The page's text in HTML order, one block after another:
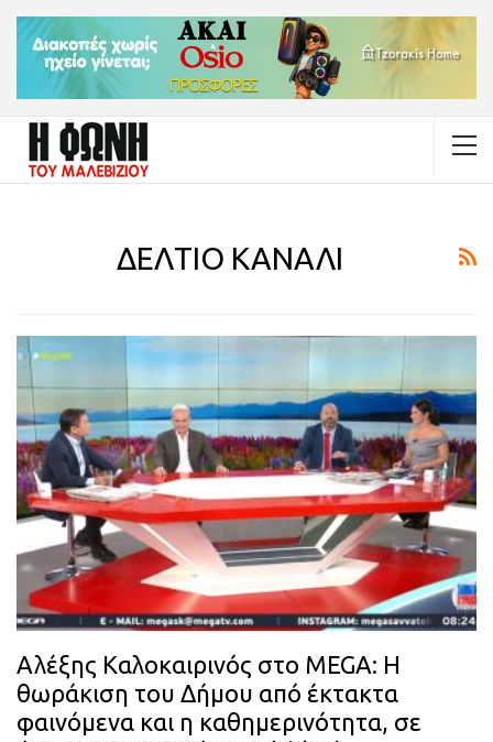
ΔΕΛΤΙΟ ΚΑΝΑΛΙ
Αλέξης Καλοκαιρινός στο MEGA: Η
θωράκιση του Δήμου από έκτακτα
φαινόμενα και η καθημερινότητα, σε